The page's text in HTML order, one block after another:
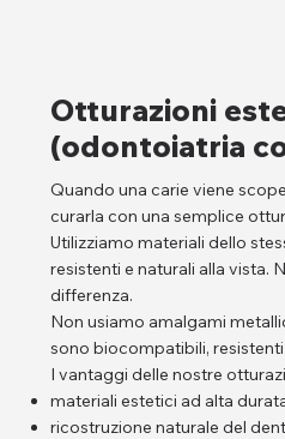
Otturazioni
(odontoiatria
Quando una carie viene
curarla con una semplice
Utilizziamo materiali dello
resistenti e naturali alla vista.
differenza.
Non usiamo amalgami
sono biocompatibili, resistenti
I vantaggi delle nostre
materiali estetici ad alta
ricostruzione naturale del